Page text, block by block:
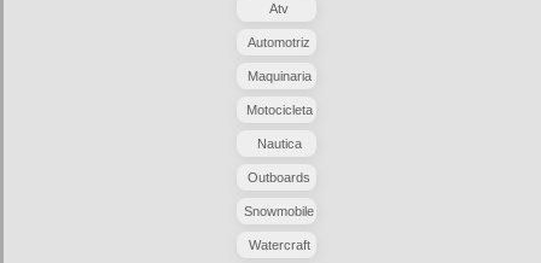
Atv
Automotriz
Maquinaria
Motocicleta
Nautica
Outboards
Snowmobile
Watercraft